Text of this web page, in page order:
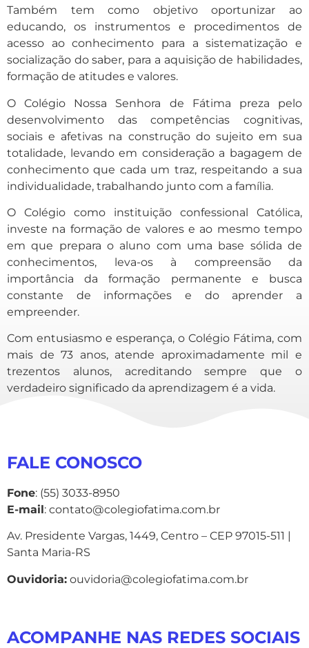
Também tem como objetivo oportunizar ao
educando, os instrumentos e procedimentos de
acesso ao conhecimento para a sistematização e
socialização do saber, para a aquisição de habilidades,
formação de atitudes e valores.
O Colégio Nossa Senhora de Fátima preza pelo
desenvolvimento das competências cognitivas,
sociais e afetivas na construção do sujeito em sua
totalidade, levando em consideração a bagagem de
conhecimento que cada um traz, respeitando a sua
individualidade, trabalhando junto com a família.
O Colégio como instituição confessional Católica,
investe na formação de valores e ao mesmo tempo
em que prepara o aluno com uma base sólida de
conhecimentos, leva-os à compreensão da
importância da formação permanente e busca
constante de informações e do aprender a
empreender.
Com entusiasmo e esperança, o Colégio Fátima, com
mais de 73 anos, atende aproximadamente mil e
trezentos alunos, acreditando sempre que o
verdadeiro significado da aprendizagem é a vida.
FALE CONOSCO
Fone: (55) 3033-8950
E-mail: contato@colegiofatima.com.br
Av. Presidente Vargas, 1449, Centro – CEP 97015-511 |
Santa Maria-RS
Ouvidoria: ouvidoria@colegiofatima.com.br
ACOMPANHE NAS REDES SOCIAIS